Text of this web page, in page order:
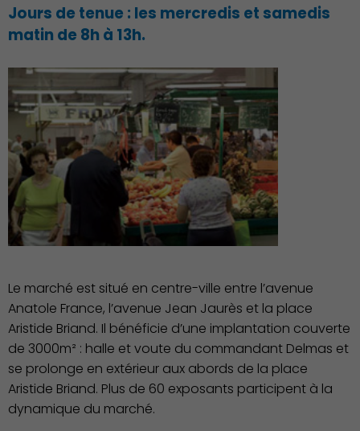
Famille
Action Sociale Solidarité
Environnement cadre de
vie
Jours de tenue : les mercredis et samedis
matin de 8h à 13h.
Le marché est situé en centre-ville entre l’avenue
Anatole France, l’avenue Jean Jaurès et la place
Aristide Briand. Il bénéficie d’une implantation couverte
de 3000m² : halle et voute du commandant Delmas et
se prolonge en extérieur aux abords de la place
Aristide Briand. Plus de 60 exposants participent à la
dynamique du marché.